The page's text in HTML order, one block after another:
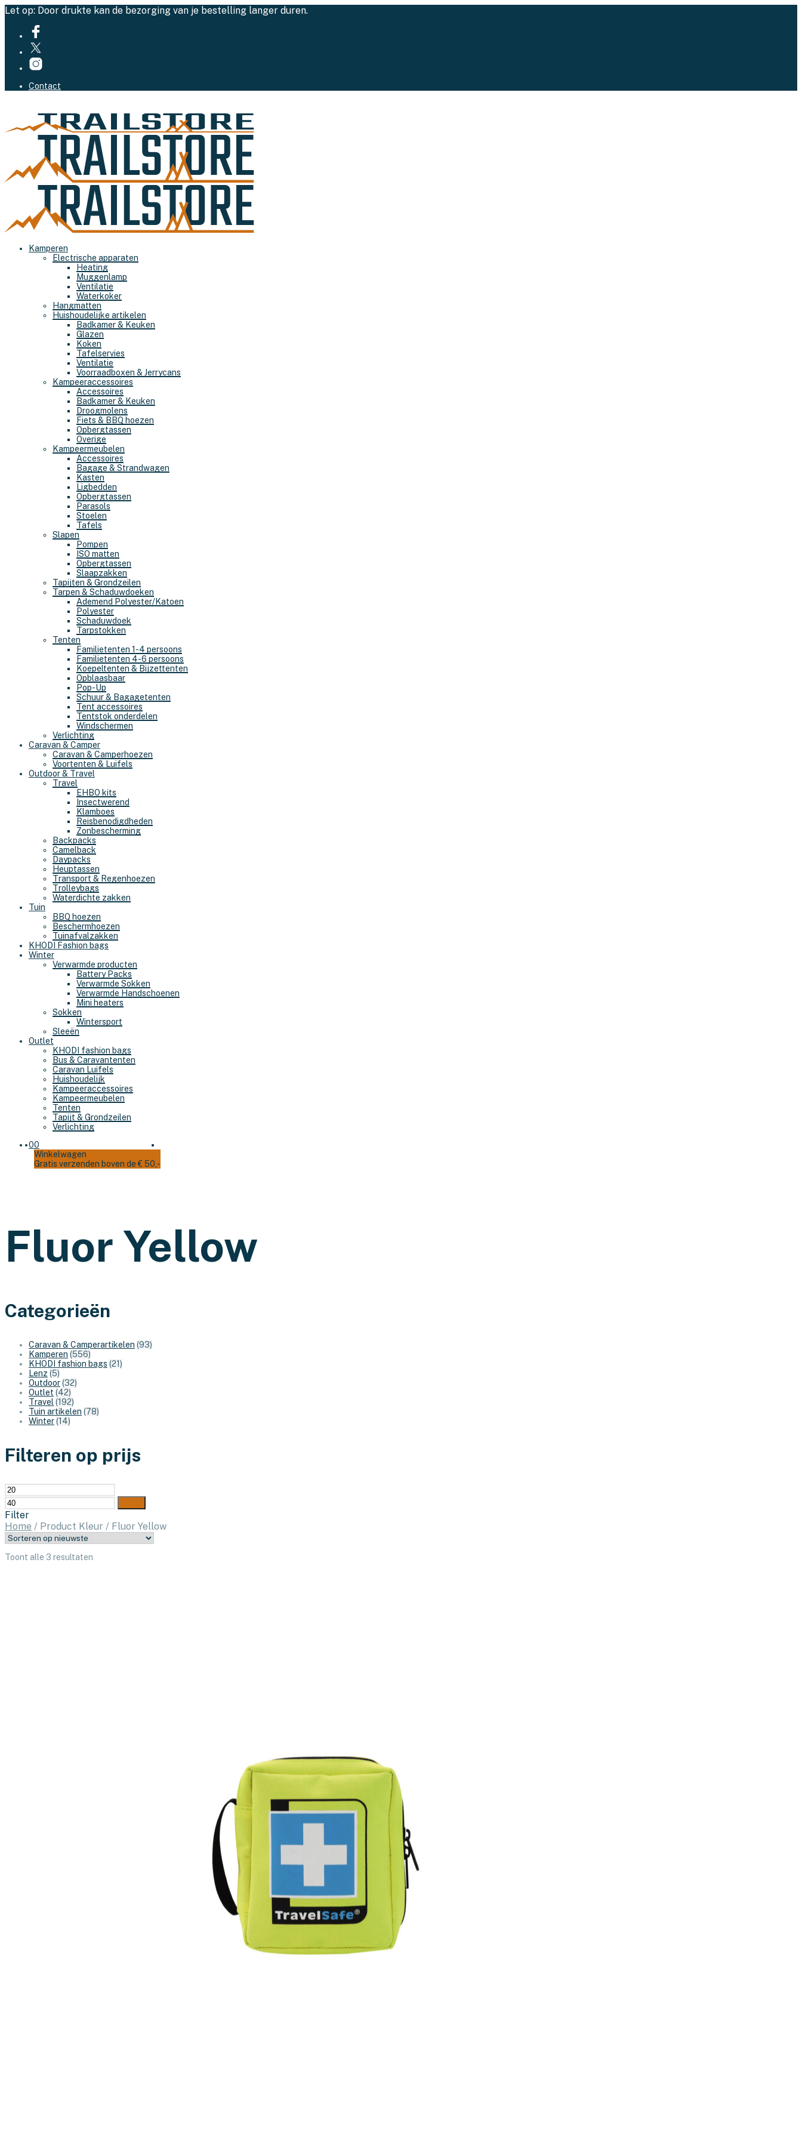
Let op: Door drukte kan de bezorging van je bestelling langer duren.
Contact
Kamperen
Electrische apparaten
Heating
Muggenlamp
Ventilatie
Waterkoker
Hangmatten
Huishoudelijke artikelen
Badkamer & Keuken
Glazen
Koken
Tafelservies
Ventilatie
Voorraadboxen & Jerrycans
Kampeeraccessoires
Accessoires
Badkamer & Keuken
Droogmolens
Fiets & BBQ hoezen
Opbergtassen
Overige
Kampeermeubelen
Accessoires
Bagage & Strandwagen
Kasten
Ligbedden
Opbergtassen
Parasols
Stoelen
Tafels
Slapen
Pompen
ISO matten
Opbergtassen
Slaapzakken
Tapijten & Grondzeilen
Tarpen & Schaduwdoeken
Ademend Polyester/Katoen
Polyester
Schaduwdoek
Tarpstokken
Tenten
Familietenten 1-4 persoons
Familietenten 4-6 persoons
Koepeltenten & Bijzettenten
Opblaasbaar
Pop-Up
Schuur & Bagagetenten
Tent accessoires
Tentstok onderdelen
Windschermen
Verlichting
Caravan & Camper
Caravan & Camperhoezen
Voortenten & Luifels
Outdoor & Travel
Travel
EHBO kits
Insectwerend
Klamboes
Reisbenodigdheden
Zonbescherming
Backpacks
Camelback
Daypacks
Heuptassen
Transport & Regenhoezen
Trolleybags
Waterdichte zakken
Tuin
BBQ hoezen
Beschermhoezen
Tuinafvalzakken
KHODI Fashion bags
Winter
Verwarmde producten
Battery Packs
Verwarmde Sokken
Verwarmde Handschoenen
Mini heaters
Sokken
Wintersport
Sleeën
Outlet
KHODI fashion bags
Bus & Caravantenten
Caravan Luifels
Huishoudelijk
Kampeeraccessoires
Kampeermeubelen
Tenten
Tapijt & Grondzeilen
Verlichting
00
Winkelwagen
Gratis verzenden boven de € 50,-
Fluor Yellow
Categorieën
Caravan & Camperartikelen (93)
Kamperen (556)
KHODI fashion bags (21)
Lenz (5)
Outdoor(32)
Outlet (42)
Travel (192)
Tuin artikelen (78)
Winter(14)
Filteren op prijs
Min.
prijs
prijs
Filter
Home / Product Kleur / Fluor Yellow
Toont alle 3 resultaten